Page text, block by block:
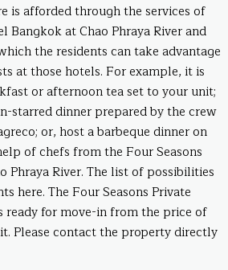
is afforded through the services of
Bangkok at Chao Phraya River and
the residents can take advantage
at those hotels. For example, it is
or afternoon tea set to your unit;
starred dinner prepared by the crew
or, host a barbeque dinner on
of chefs from the Four Seasons
Phraya River. The list of possibilities
here. The Four Seasons Private
ready for move-in from the price of
Please contact the property directly